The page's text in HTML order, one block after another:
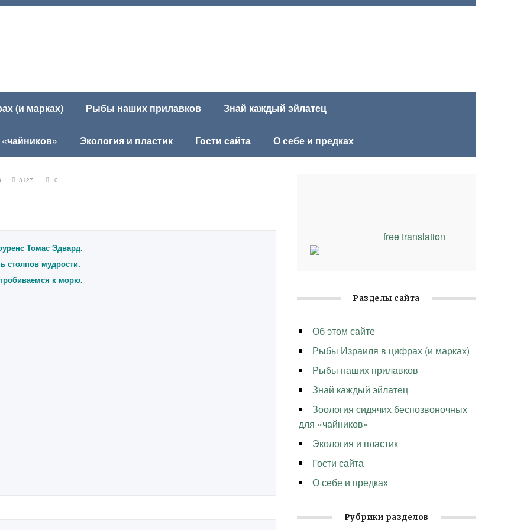
(и марках) Рыбы наших прилавков Знай каждый эйлатец
Экология и пластик Гости сайта О себе и предках
3127 0
Томас Эдвард.
столпов мудрости.
к морю.
free translation
Разделы сайта
Об этом сайте
Рыбы Израиля в цифрах (и марках)
Рыбы наших прилавков
Знай каждый эйлатец
Зоология сидячих беспозвоночных
для «чайников»
Экология и пластик
Гости сайта
О себе и предках
Рубрики разделов